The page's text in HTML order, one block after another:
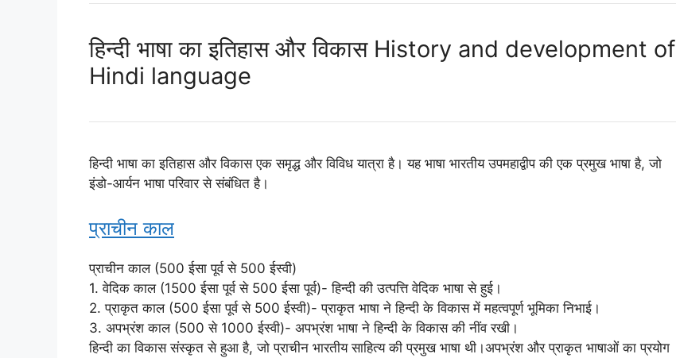
हिन्दी भाषा का इतिहास और विकास History and development of
Hindi language
हिन्दी भाषा का इतिहास और विकास एक समृद्ध और विविध यात्रा है। यह भाषा भारतीय उपमहाद्वीप की एक प्रमुख भाषा है, जो
इंडो-आर्यन भाषा परिवार से संबंधित है।
प्राचीन काल
प्राचीन काल (500 ईसा पूर्व से 500 ईस्वी)
1. वेदिक काल (1500 ईसा पूर्व से 500 ईसा पूर्व)- हिन्दी की उत्पत्ति वेदिक भाषा से हुई।
2. प्राकृत काल (500 ईसा पूर्व से 500 ईस्वी)- प्राकृत भाषा ने हिन्दी के विकास में महत्वपूर्ण भूमिका निभाई।
3. अपभ्रंश काल (500 से 1000 ईस्वी)- अपभ्रंश भाषा ने हिन्दी के विकास की नींव रखी।
हिन्दी का विकास संस्कृत से हुआ है, जो प्राचीन भारतीय साहित्य की प्रमुख भाषा थी।अपभ्रंश और प्राकृत भाषाओं का प्रयोग